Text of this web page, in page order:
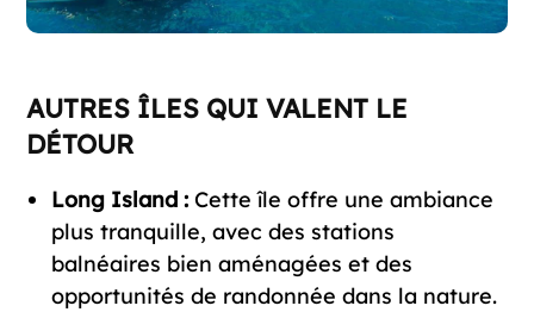
AUTRES ÎLES QUI VALENT LE
DÉTOUR
Long Island :Cette île offre une ambiance
plus tranquille, avec des stations
balnéaires bien aménagées et des
opportunités de randonnée dans la nature.